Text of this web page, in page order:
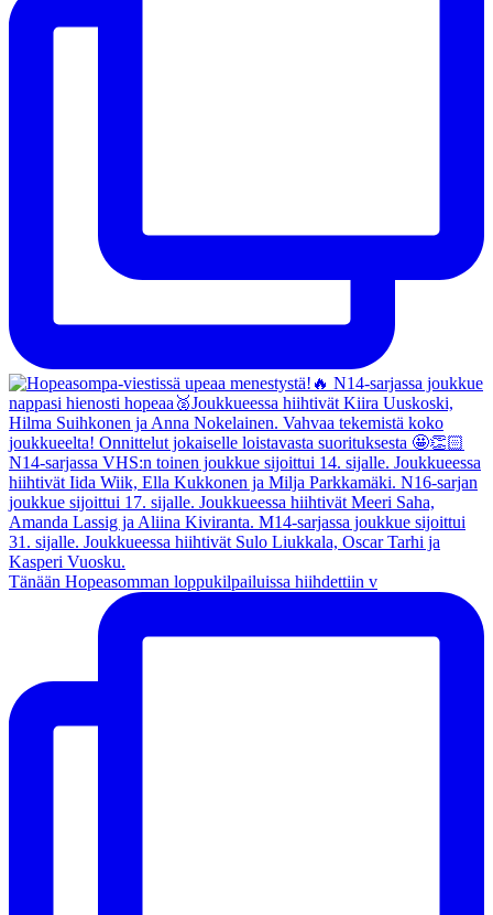
Tänään Hopeasomman loppukilpailuissa hiihdettiin v